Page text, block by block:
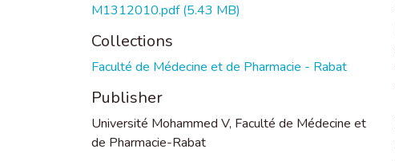
M1312010.pdf(5.43 MB)
Collections
Faculté de Médecine et de Pharmacie - Rabat
Publisher
Université Mohammed V, Faculté de Médecine et
de Pharmacie-Rabat